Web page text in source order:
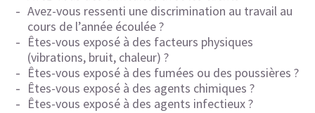
Avez-vous ressenti une discrimination au travail au
cours de l’année écoulée ?
Êtes-vous exposé à des facteurs physiques
(vibrations, bruit, chaleur) ?
Êtes-vous exposé à des fumées ou des poussières ?
Êtes-vous exposé à des agents chimiques ?
Êtes-vous exposé à des agents infectieux ?